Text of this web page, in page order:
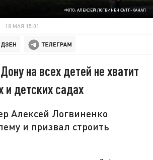
ФОТО: АЛЕКСЕЙ ЛОГВИНЕНКО/ТГ-КАНАЛ
18 МАЯ 15:01
на всех детей не хватит
и детских садах
Алексей Логвиненко
и призвал строить